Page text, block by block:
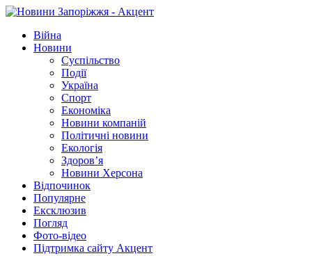
Війна
Новини
Суспільство
Події
Україна
Спорт
Економіка
Новини компаній
Політичні новини
Екологія
Здоров’я
Новини Херсона
Відпочинок
Популярне
Ексклюзив
Погляд
Фото-відео
Підтримка сайту Акцент